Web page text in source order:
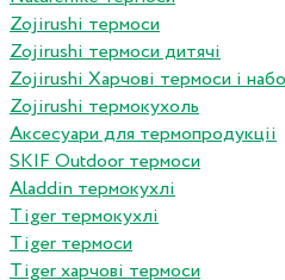
Zojirushi термоси
Zojirushi термоси дитячі
Zojirushi Харчові термоси і
Zojirushi термокухоль
Аксесуари для термопродукціі
SKIF Outdoor термоси
Aladdin термокухлі
Tiger термокухлі
Tiger термоси
Tiger харчові термоси